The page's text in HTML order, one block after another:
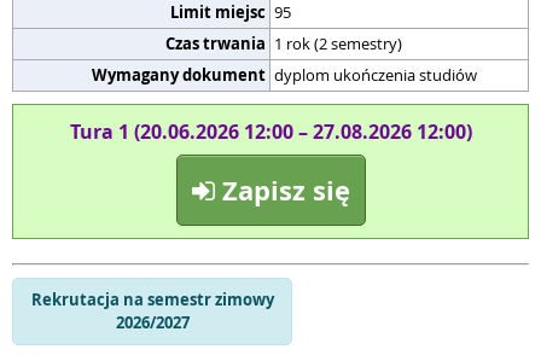
Limit miejsc 95
Czas trwania 1 rok (2 semestry)
Wymagany dokument dyplom ukończenia studiów
Tura 1 (20.06.2026 12:00 – 27.08.2026 12:00)
Zapisz się
Rekrutacja na semestr zimowy
2026/2027